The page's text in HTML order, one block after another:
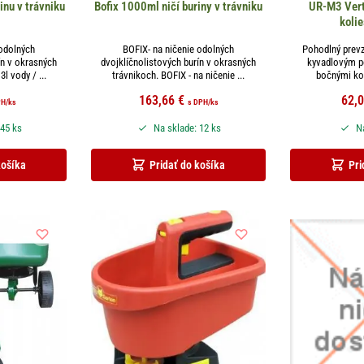
v trávniku
v okrasných
vody / ...
/ks
ks
Bofix 1000ml ničí buriny v trávniku
BOFIX- na ničenie odolných
dvojklíčnolistových burín v okrasných
trávnikoch. BOFIX - na ničenie ...
163,66 € s DPH/ks
Pridať do košíka
Na sklade: 12 ks
UR-M3
Pohodlný
kyvadlovým
bočnými